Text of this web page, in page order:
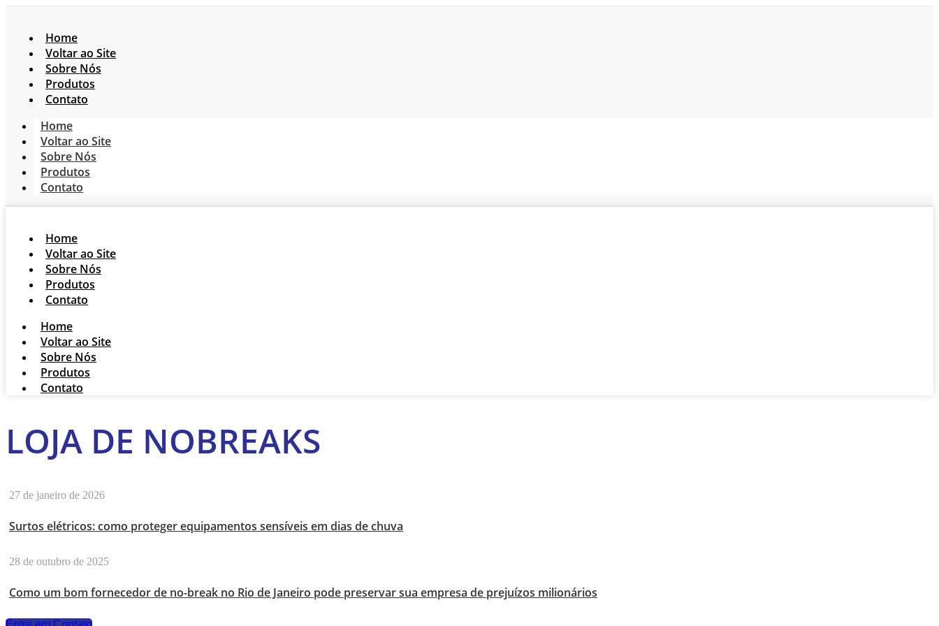
Home
Voltar ao Site
Sobre Nós
Produtos
Contato
Home
Voltar ao Site
Sobre Nós
Produtos
Contato
Home
Voltar ao Site
Sobre Nós
Produtos
Contato
Home
Voltar ao Site
Sobre Nós
Produtos
Contato
LOJA DE NOBREAKS
27 de janeiro de 2026
Surtos elétricos: como proteger equipamentos sensíveis em dias de chuva
28 de outubro de 2025
Como um bom fornecedor de no-break no Rio de Janeiro pode preservar sua empresa de prejuízos milionários